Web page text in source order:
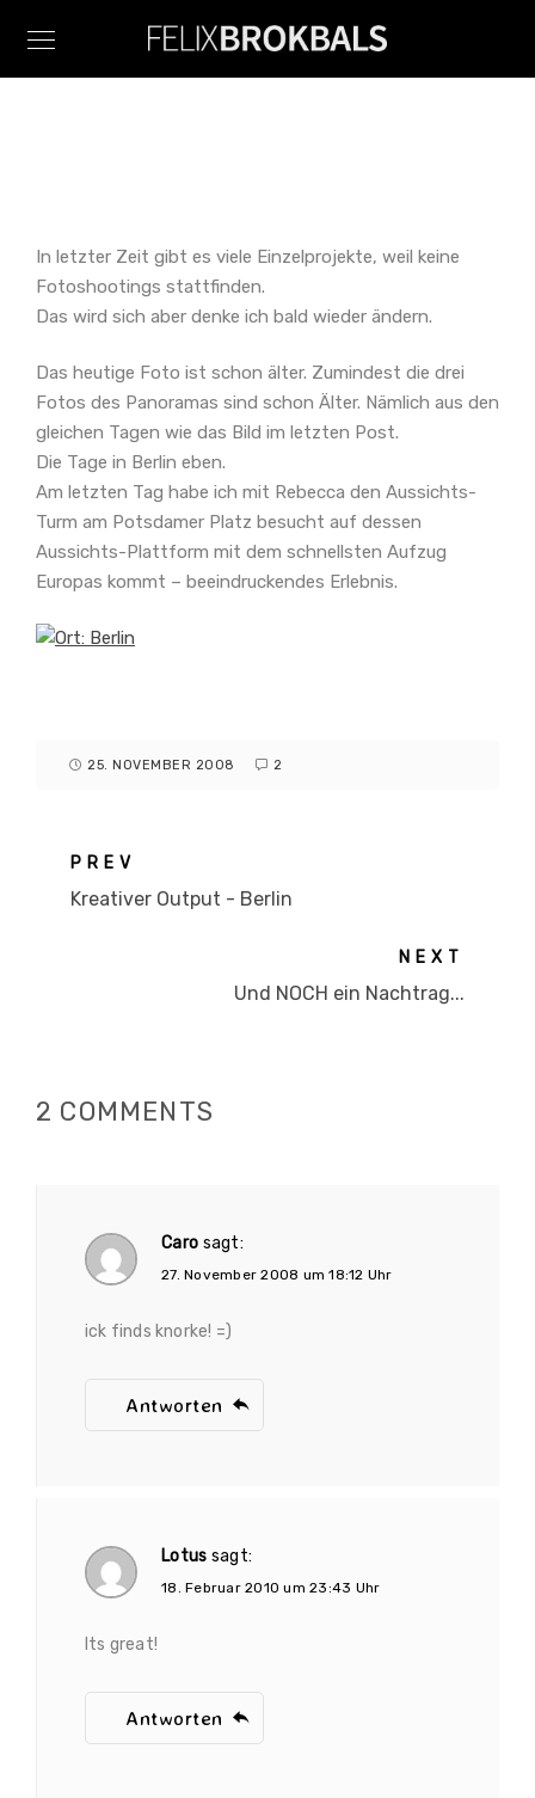
In letzter Zeit gibt es viele Einzelprojekte, weil keine
Fotoshootings stattfinden.
Das wird sich aber denke ich bald wieder ändern.
Das heutige Foto ist schon älter. Zumindest die drei
Fotos des Panoramas sind schon Älter. Nämlich aus den
gleichen Tagen wie das Bild im letzten Post.
Die Tage in Berlin eben.
Am letzten Tag habe ich mit Rebecca den Aussichts-
Turm am Potsdamer Platz besucht auf dessen
Aussichts-Plattform mit dem schnellsten Aufzug
Europas kommt – beeindruckendes Erlebnis.
25. NOVEMBER 2008 2
PREV
Kreativer Output - Berlin
NEXT
Und NOCH ein Nachtrag...
2 COMMENTS
Caro sagt:
27. November 2008 um 18:12 Uhr
ick finds knorke! =)
Antworten
Lotus sagt:
18. Februar 2010 um 23:43 Uhr
Its great!
Antworten